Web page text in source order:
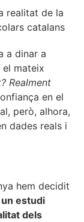
a dinar a
el mateix
Realment
en el
però, alhora,
dades reals i
hem decidit
estudi
dels